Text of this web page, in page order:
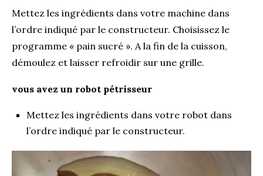
Mettez les ingrédients dans votre machine dans
l’ordre indiqué par le constructeur. Choisissez le
programme « pain sucré ». A la fin de la cuisson,
démoulez et laisser refroidir sur une grille.
vous avez un robot pétrisseur
Mettez les ingrédients dans votre robot dans
l’ordre indiqué par le constructeur.